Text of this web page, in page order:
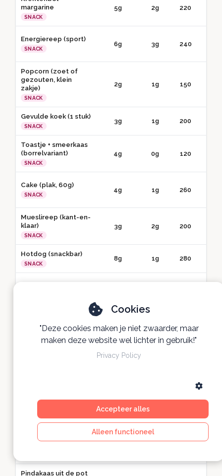
margarine
SNACK
5g 2g 220
Energiereep (sport)
SNACK
6g 3g 240
Popcorn (zoet of
gezouten, klein
zakje)
SNACK
2g 1g 150
Gevulde koek (1 stuk)
SNACK
3g 1g 200
Toastje + smeerkaas
(borrelvariant)
SNACK
4g 0g 120
Cake (plak, 60g)
SNACK
4g 1g 260
Mueslireep (kant-en-
klaar)
SNACK
3g 2g 200
Hotdog (snackbar)
SNACK
8g 1g 280
plakken)
3g 2g 200
Madeleine /
SNACK
2g
Gedroogde
Pindakaas uit de pot
Cookies
"Deze cookies maken je niet zwaarder, maar
maken deze website wel lichter in gebruik!"
Privacy Policy
Alleen functioneel
Accepteer alles